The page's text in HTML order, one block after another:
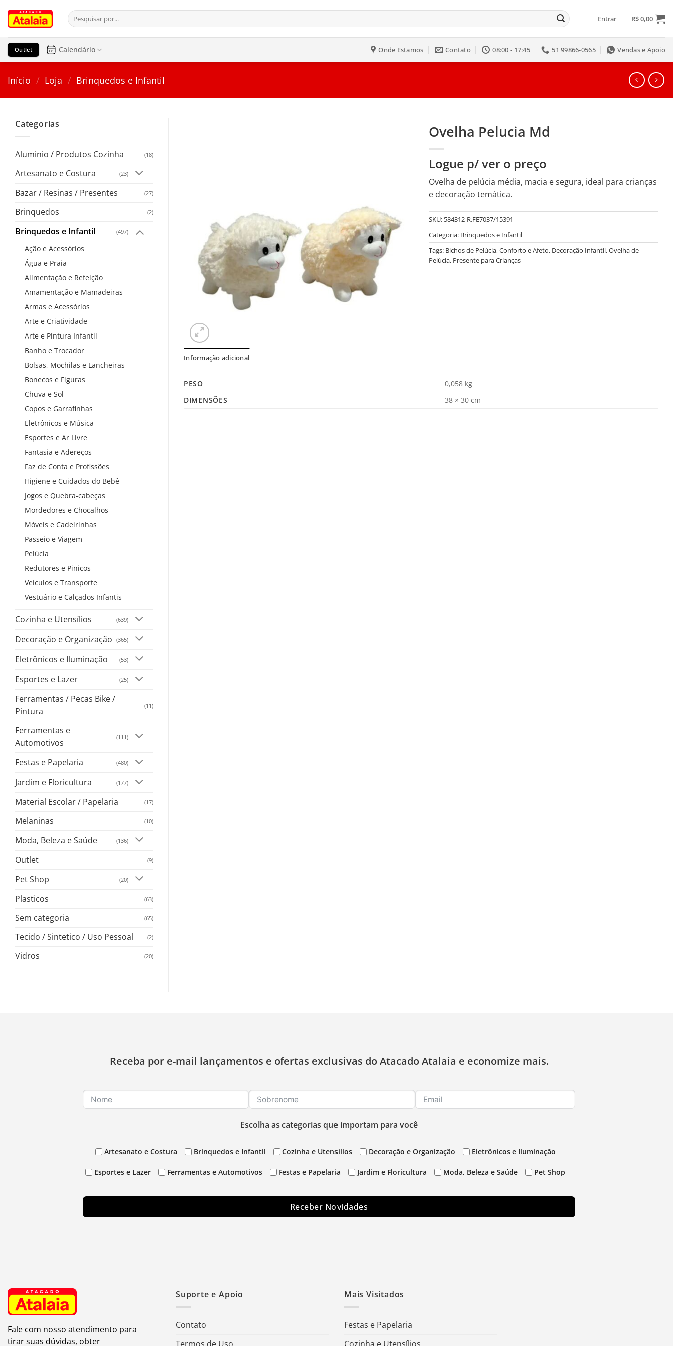
para
conteúdo
Pesquisar
por:
Entrar R$0,00
Outlet Calendário Onde Estamos Contato 08:00 - 17:45 51 99866-0565 Vendas e Apoio
Início / Loja / Brinquedos e Infantil
Categorias
Aluminio / Produtos Cozinha (18)
Artesanato e Costura (23)
Bazar / Resinas / Presentes (27)
Brinquedos (2)
Brinquedos e Infantil (497)
Ação e Acessórios
Água e Praia
Alimentação e Refeição
Amamentação e Mamadeiras
Armas e Acessórios
Arte e Criatividade
Arte e Pintura Infantil
Banho e Trocador
Bolsas, Mochilas e Lancheiras
Bonecos e Figuras
Chuva e Sol
Copos e Garrafinhas
Eletrônicos e Música
Esportes e Ar Livre
Fantasia e Adereços
Faz de Conta e Profissões
Higiene e Cuidados do Bebê
Jogos e Quebra-cabeças
Mordedores e Chocalhos
Móveis e Cadeirinhas
Passeio e Viagem
Pelúcia
Redutores e Pinicos
Veículos e Transporte
Vestuário e Calçados Infantis
Cozinha e Utensílios (639)
Decoração e Organização (365)
Eletrônicos e Iluminação (53)
Esportes e Lazer (25)
Ferramentas / Pecas Bike /
Pintura
(11)
Ferramentas e
Automotivos
(111)
Festas e Papelaria (480)
Jardim e Floricultura (177)
Material Escolar / Papelaria (17)
Melaninas (10)
Moda, Beleza e Saúde (136)
Outlet (9)
Pet Shop (20)
Plasticos (63)
Sem categoria (65)
Tecido / Sintetico / Uso Pessoal (2)
Vidros (20)
Ovelha Pelucia Md
Logue p/ ver o preço
Ovelha de pelúcia média, macia e segura, ideal para crianças
e decoração temática.
SKU: 584312-R.FE7037/15391
Categoria: Brinquedos e Infantil
Tags: Bichos de Pelúcia,Conforto e Afeto, Decoração Infantil,Ovelha de
Pelúcia, Presente para Crianças
Informação adicional
PESO
0,058 kg
DIMENSÕES
38 × 30 cm
Receba por e-mail lançamentos e ofertas exclusivas do Atacado Atalaia e economize mais.
Escolha as categorias que importam para você
Artesanato e Costura Brinquedos e Infantil Cozinha e Utensílios Decoração e Organização Eletrônicos e Iluminação
Esportes e Lazer Ferramentas e Automotivos Festas e Papelaria Jardim e Floricultura Moda, Beleza e Saúde Pet Shop
Receber Novidades
Fale com nosso atendimento para
tirar suas dúvidas, obter
Suporte e Apoio
Contato
Mais Visitados
Festas e Papelaria